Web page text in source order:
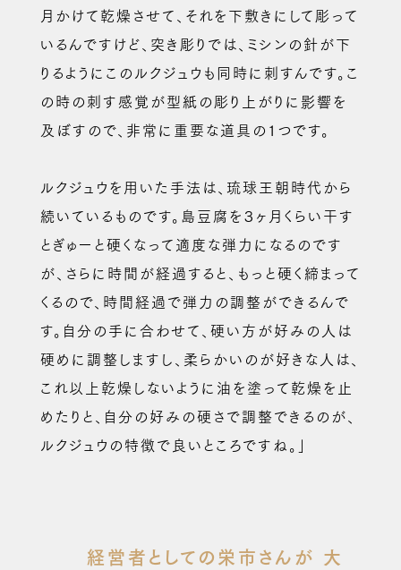
月かけて乾燥させて、それを下敷きにして彫って
いるんですけど、突き彫りでは、ミシンの針が下
りるようにこのルクジュウも同時に刺すんです。こ
の時の刺す感覚が型紙の彫り上がりに影響を
及ぼすので、非常に重要な道具の１つです。
ルクジュウを用いた手法は、琉球王朝時代から
続いているものです。島豆腐を３ヶ月くらい干す
とぎゅーと硬くなって適度な弾力になるのです
が、さらに時間が経過すると、もっと硬く締まって
くるので、時間経過で弾力の調整ができるんで
す。自分の手に合わせて、硬い方が好みの人は
硬めに調整しますし、柔らかいのが好きな人は、
これ以上乾燥しないように油を塗って乾燥を止
めたりと、自分の好みの硬さで調整できるのが、
ルクジュウの特徴で良いところですね。」
経営者としての栄市さんが 大